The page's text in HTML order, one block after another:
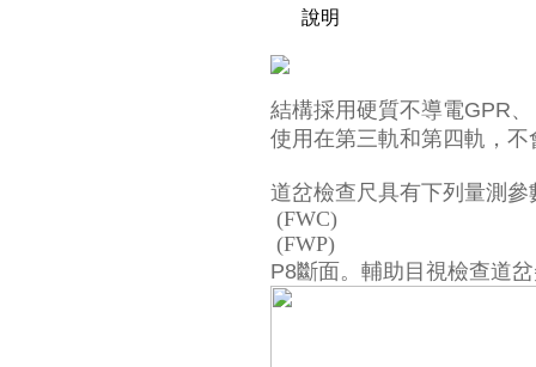
說明
結構採用硬質不導電GPR
使用在第三軌和第四軌，
道岔檢查尺具有下列量測參
(FWC)
(FWP)
P8斷面。輔助目視檢查道